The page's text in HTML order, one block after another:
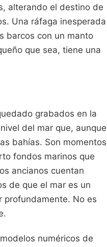
alterando el destino de
Una ráfaga inesperada
barcos con un manto
que sea, tiene una
grabados en la
del mar que, aunque
bahías. Son momentos
fondos marinos que
ancianos cuentan
de que el mar es un
profundamente. No es
numéricos de